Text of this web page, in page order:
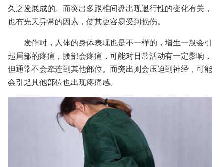
久之发展成的。而突出多跟椎间盘出现退行性的变化有关，
也有先天异常的因素，使其更容易受到损伤。
发作时，人体的身体表现也是不一样的，增生一般会引
起局部的疼痛，腰部会疼痛，可能对日常活动有一定影响，
但通常不会牵连到其他部位。而突出则会压迫到神经，可能
会引起其他部位也出现疼痛感。